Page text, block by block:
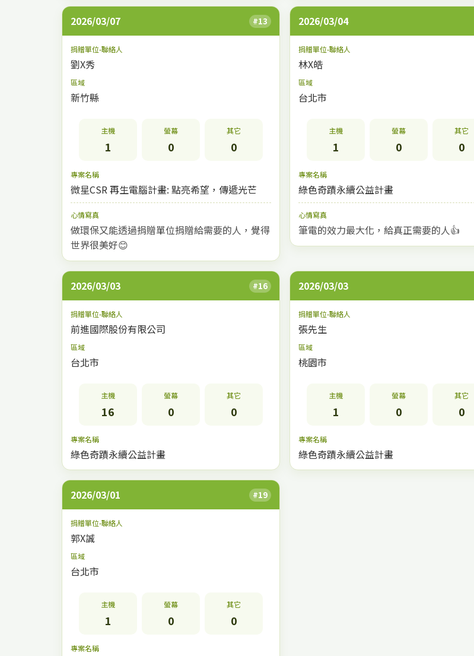
2026/03/07 #13
捐贈單位-聯絡人
劉X秀
區域
新竹縣
主機
1
螢幕
0
其它
0
專案名稱
微星CSR 再生電腦計畫: 點亮希望，傳遞光芒
心情寫真
做環保又能透過捐贈單位捐贈給需要的人，覺得
世界很美好😊
2026/03/04
捐贈單位-聯絡人
林X皓
區域
台北市
主機
1
螢幕
0
其它
0
專案名稱
綠色奇蹟永續公益計畫
心情寫真
筆電的效力最大化，給真正需要的人👍
2026/03/03 #16
捐贈單位-聯絡人
前進國際股份有限公司
區域
台北市
主機
16
螢幕
0
其它
0
專案名稱
綠色奇蹟永續公益計畫
2026/03/03
捐贈單位-聯絡人
張先生
區域
桃園市
主機
1
螢幕
0
其它
0
專案名稱
綠色奇蹟永續公益計畫
2026/03/01 #19
捐贈單位-聯絡人
郭X誠
區域
台北市
主機
1
螢幕
0
其它
0
專案名稱